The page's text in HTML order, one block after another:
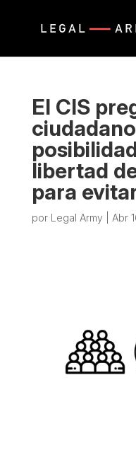
El CIS
libertad
para
por Legal Army Abr